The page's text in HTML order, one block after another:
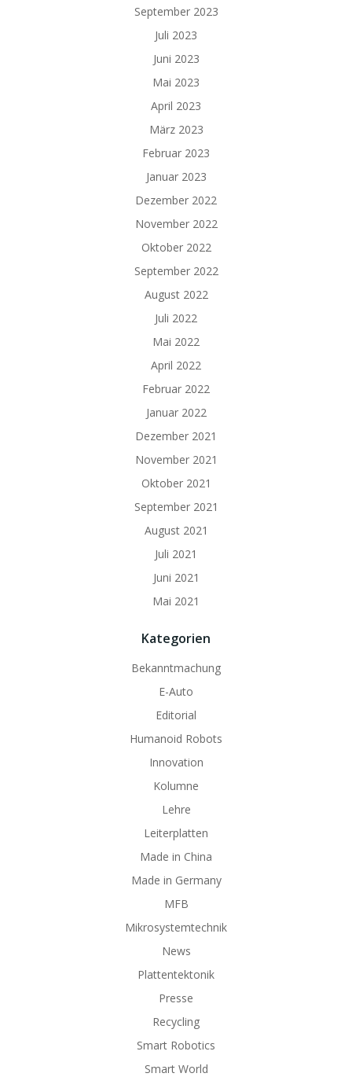
September 2023
Juli 2023
Juni 2023
Mai 2023
April 2023
März 2023
Februar 2023
Januar 2023
Dezember 2022
November 2022
Oktober 2022
September 2022
August 2022
Juli 2022
Mai 2022
April 2022
Februar 2022
Januar 2022
Dezember 2021
November 2021
Oktober 2021
September 2021
August 2021
Juli 2021
Juni 2021
Mai 2021
Kategorien
Bekanntmachung
E-Auto
Editorial
Humanoid Robots
Innovation
Kolumne
Lehre
Leiterplatten
Made in China
Made in Germany
MFB
Mikrosystemtechnik
News
Plattentektonik
Presse
Recycling
Smart Robotics
Smart World